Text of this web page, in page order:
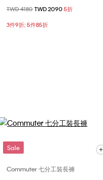
價格扣減從
TWD 4180 至
TWD 2090 5折
3件9折; 5件85折
Sale
Commuter 七分工裝長褲